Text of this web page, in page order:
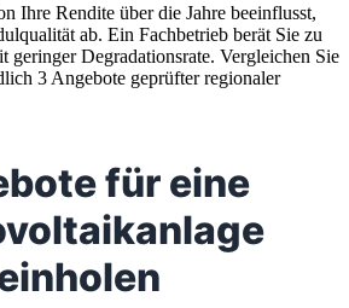
Ihre Rendite über die Jahre beeinflusst,
ab. Ein Fachbetrieb berät Sie zu
geringer Degradationsrate. Vergleichen Sie
3 Angebote geprüfter regionaler
für eine